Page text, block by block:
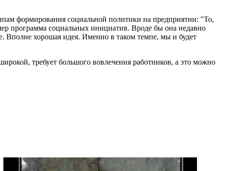
формирования социальной политики на предприятии: "То,
программа социальных инициатив. Вроде бы она недавно
Вполне хорошая идея. Именно в таком темпе, мы и будет
требует большого вовлечения работников, а это можно